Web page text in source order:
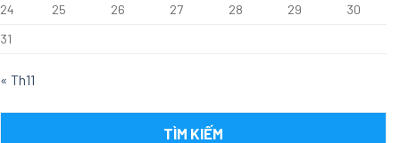
24
25 26 27 28 29
30
31
« Th11
TÌM KIẾM